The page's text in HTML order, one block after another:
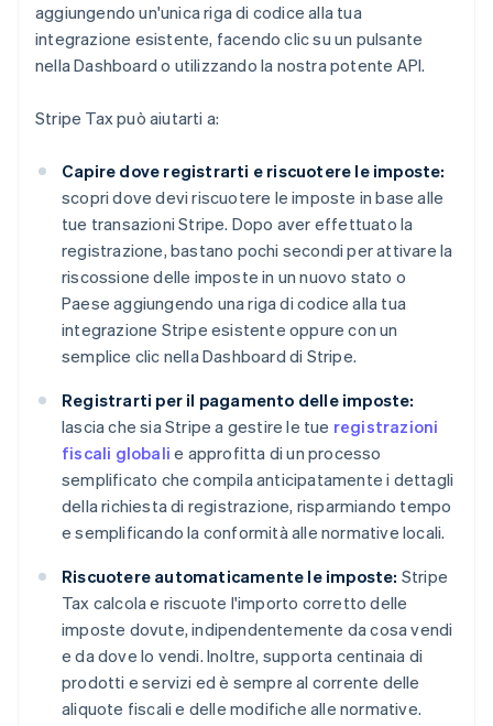
aggiungendo un'unica riga di codice alla tua
integrazione esistente, facendo clic su un pulsante
nella Dashboard o utilizzando la nostra potente API.
Stripe Tax può aiutarti a:
Capire dove registrarti e riscuotere le imposte:
scopri dove devi riscuotere le imposte in base alle
tue transazioni Stripe. Dopo aver effettuato la
registrazione, bastano pochi secondi per attivare la
riscossione delle imposte in un nuovo stato o
Paese aggiungendo una riga di codice alla tua
integrazione Stripe esistente oppure con un
semplice clic nella Dashboard di Stripe.
Registrarti per il pagamento delle imposte:
lascia che sia Stripe a gestire le tue registrazioni
fiscali globali e approfitta di un processo
semplificato che compila anticipatamente i dettagli
della richiesta di registrazione, risparmiando tempo
e semplificando la conformità alle normative locali.
Riscuotere automaticamente le imposte: Stripe
Tax calcola e riscuote l'importo corretto delle
imposte dovute, indipendentemente da cosa vendi
e da dove lo vendi. Inoltre, supporta centinaia di
prodotti e servizi ed è sempre al corrente delle
aliquote fiscali e delle modifiche alle normative.